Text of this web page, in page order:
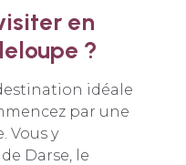
en
?
idéale
par une
Vous y
Darse, le